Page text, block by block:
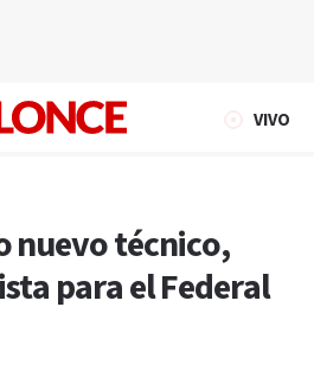
VIVO
nuevo técnico,
para el Federal